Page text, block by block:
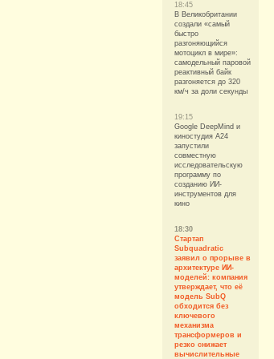
18:45
В Великобритании
создали «самый
быстро
разгоняющийся
мотоцикл в мире»:
самодельный паровой
реактивный байк
разгоняется до 320
км/ч за доли секунды
19:15
Google DeepMind и
киностудия A24
запустили
совместную
исследовательскую
программу по
созданию ИИ-
инструментов для
кино
18:30
Стартап
Subquadratic
заявил о прорыве в
архитектуре ИИ-
моделей: компания
утверждает, что её
модель SubQ
обходится без
ключевого
механизма
трансформеров и
резко снижает
вычислительные